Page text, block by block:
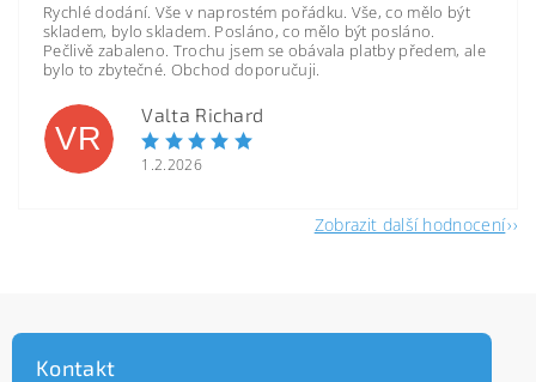
Rychlé dodání. Vše v naprostém pořádku. Vše, co mělo být
skladem, bylo skladem. Posláno, co mělo být posláno.
Pečlivě zabaleno. Trochu jsem se obávala platby předem, ale
bylo to zbytečné. Obchod doporučuji.
VR
Valta Richard
1.2.2026
Zobrazit další hodnocení
Kontakt